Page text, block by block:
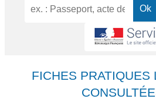
FICHES PRATIQUES